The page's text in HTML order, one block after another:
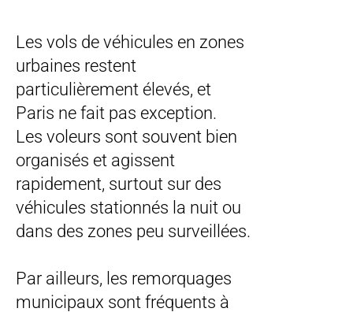
Les vols de véhicules en zones
urbaines restent
particulièrement élevés, et
Paris ne fait pas exception.
Les voleurs sont souvent bien
organisés et agissent
rapidement, surtout sur des
véhicules stationnés la nuit ou
dans des zones peu surveillées.
Par ailleurs, les remorquages
municipaux sont fréquents à